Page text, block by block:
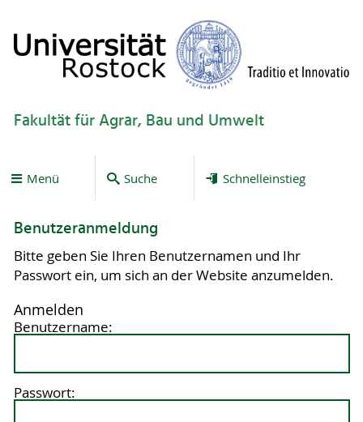
Fakultät für Agrar, Bau und Umwelt
Menü Suche Schnelleinstieg
Benutzeranmeldung
Bitte geben Sie Ihren Benutzernamen und Ihr
Passwort ein, um sich an der Website anzumelden.
Anmelden
Benutzername:
Passwort: